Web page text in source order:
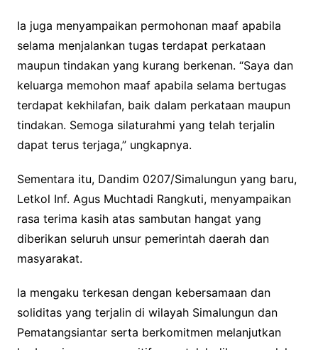
Ia juga menyampaikan permohonan maaf apabila
selama menjalankan tugas terdapat perkataan
maupun tindakan yang kurang berkenan. “Saya dan
keluarga memohon maaf apabila selama bertugas
terdapat kekhilafan, baik dalam perkataan maupun
tindakan. Semoga silaturahmi yang telah terjalin
dapat terus terjaga,” ungkapnya.
Sementara itu, Dandim 0207/Simalungun yang baru,
Letkol Inf. Agus Muchtadi Rangkuti, menyampaikan
rasa terima kasih atas sambutan hangat yang
diberikan seluruh unsur pemerintah daerah dan
masyarakat.
Ia mengaku terkesan dengan kebersamaan dan
soliditas yang terjalin di wilayah Simalungun dan
Pematangsiantar serta berkomitmen melanjutkan